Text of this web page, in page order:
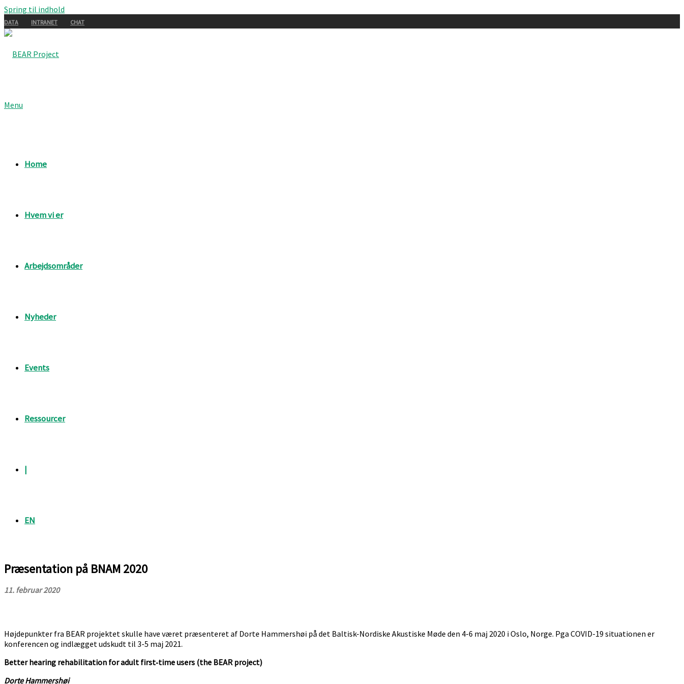
Spring til indhold
DATA INTRANET CHAT
Menu
Home
Hvem vi er
Arbejdsområder
Nyheder
Events
Ressourcer
|
EN
Præsentation på BNAM 2020
11. februar 2020
Højdepunkter fra BEAR projektet skulle have været præsenteret af Dorte Hammershøi på det Baltisk-Nordiske Akustiske Møde den 4-6 maj 2020 i Oslo, Norge. Pga COVID-19 situationen er
konferencen og indlægget udskudt til 3-5 maj 2021.
Better hearing rehabilitation for adult first‐time users (the BEAR project)
Dorte Hammershøi